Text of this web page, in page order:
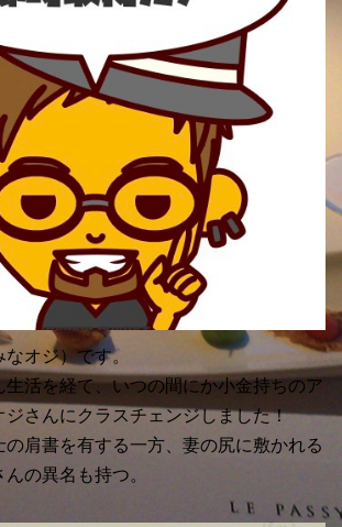
オジ）です。
生活を経て、いつの間にか小金持ちのア
ジさんにクラスチェンジしました！
肩書を有する一方、妻の尻に敷かれる
の異名も持つ。